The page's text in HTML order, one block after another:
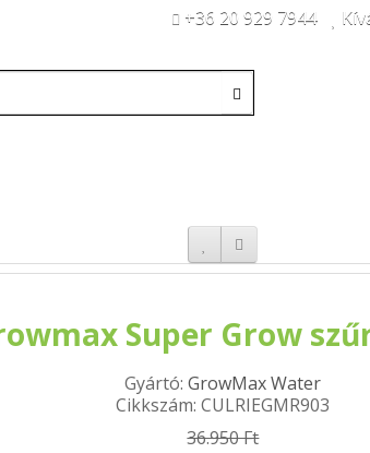
+36 20 929 7944
Super Grow
Gyártó:GrowMax Water
Cikkszám: CULRIEGMR903
36.950 Ft